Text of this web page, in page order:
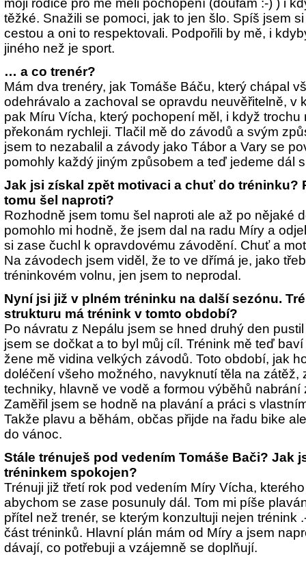
moji rodiče pro mě měli pochopení (doufám :-) ) i
těžké. Snažili se pomoci, jak to jen šlo. Spíš jsem
cestou a oni to respektovali. Podpořili by mě, i
jiného než je sport.
… a co trenér?
Mám dva trenéry, jak Tomáše Báču, který chápal
odehrávalo a zachoval se opravdu neuvěřitelně, v
pak Míru Vícha, který pochopení měl, i když trochu
překonám rychleji. Tlačil mě do závodů a svým
jsem to nezabalil a závody jako Tábor a Vary se
pomohly každý jiným způsobem a teď jedeme dál
Jak jsi získal zpět motivaci a chuť do tréninku?
tomu šel naproti?
Rozhodně jsem tomu šel naproti ale až po nějaké
pomohlo mi hodně, že jsem dal na radu Míry a
si zase čuchl k opravdovému závodění. Chuť a
Na závodech jsem viděl, že to ve dřímá je, jako
tréninkovém volnu, jen jsem to neprodal.
Nyní jsi již v plném tréninku na další sezónu.
strukturu má trénink v tomto období?
Po návratu z Nepálu jsem se hned druhý den
jsem se dočkat a to byl můj cíl. Trénink mě teď
žene mě vidina velkých závodů. Toto období, jak
doléčení všeho možného, navyknutí těla na zátěž,
techniky, hlavně ve vodě a formou výběhů nabrání
Zaměřil jsem se hodně na plavání a práci s
Takže plavu a běhám, občas přijde na řadu bike
do vánoc.
Stále trénuješ pod vedením Tomáše Bači? Jak
tréninkem spokojen?
Trénuji již třetí rok pod vedením Míry Vícha,
abychom se zase posunuly dál. Tom mi píše
přítel než trenér, se kterým konzultuji nejen trénink
část tréninků. Hlavní plán mám od Míry a jsem
dávají, co potřebuji a vzájemně se doplňují.